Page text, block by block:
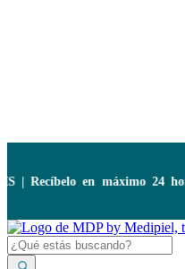
Recíbelo en máximo 24 horas